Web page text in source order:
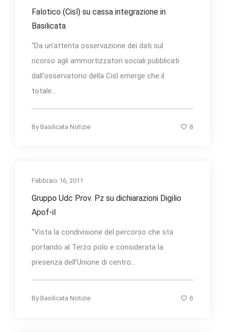
Falotico (Cisl) su cassa integrazione in
Basilicata
“Da un'attenta osservazione dei dati sul
ricorso agli ammortizzatori sociali pubblicati
dall'osservatorio della Cisl emerge che il
totale...
By Basilicata Notizie 8
Febbraio 16, 2011
Gruppo Udc Prov. Pz su dichiarazioni Digilio
Apof-il
“Vista la condivisione del percorso che sta
portando al Terzo polo e considerata la
presenza dell’Unione di centro...
By Basilicata Notizie 6